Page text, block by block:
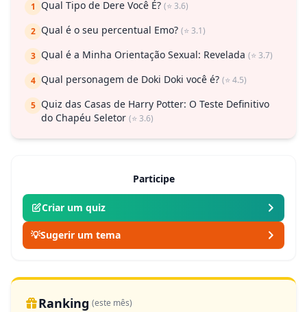
1 Qual Tipo de Dere Você É? (⭐ 3.6)
2 Qual é o seu percentual Emo? (⭐ 3.1)
3 Qual é a Minha Orientação Sexual: Revelada (⭐ 3.7)
4 Qual personagem de Doki Doki você é? (⭐ 4.5)
5 Quiz das Casas de Harry Potter: O Teste Definitivo
do Chapéu Seletor (⭐ 3.6)
Participe
Criar um quiz
💡Sugerir um tema
Ranking (este mês)